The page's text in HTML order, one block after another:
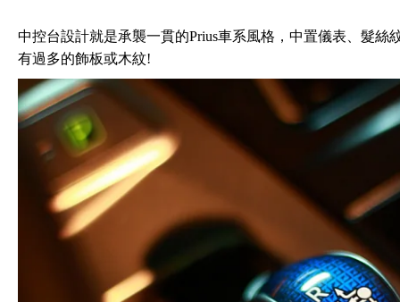
中控台設計就是承襲一貫的Prius車系風格，中置儀表、髮絲
有過多的飾板或木紋!